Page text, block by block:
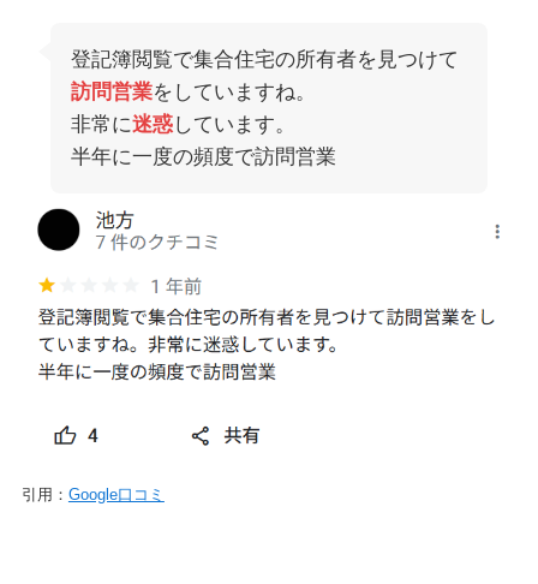
登記簿閲覧で集合住宅の所有者を見つけて
訪問営業をしていますね。
非常に迷惑しています。
半年に一度の頻度で訪問営業
引用： Google口コミ